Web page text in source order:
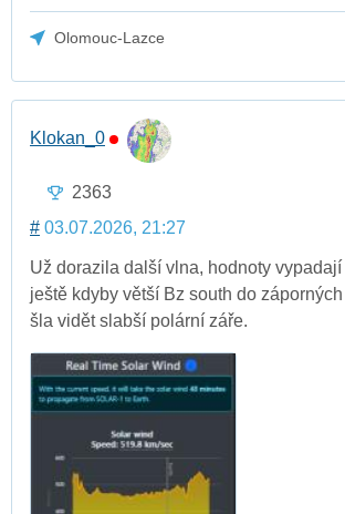
Olomouc-Lazce
Klokan_0
2363
# 03.07.2026, 21:27
Už dorazila další vlna, hodnoty
ještě kdyby větší Bz south do
šla vidět slabší polární záře.